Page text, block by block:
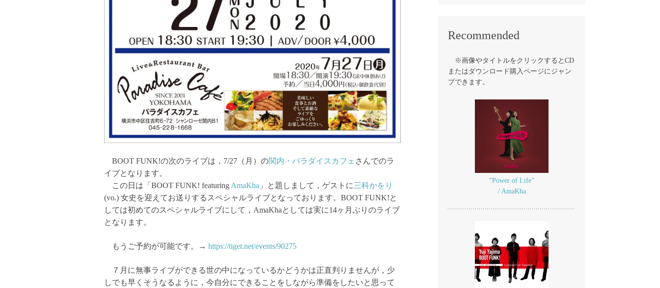
BOOT FUNK!の次のライブは，7/27（月）の関内・パラダイスカフェ さんでのラ
イブとなり ます。
この日は「BOOT FUNK! featuring AmaKha 」と題しまして，ゲストに三科かをり
(vo.) 女史を迎えてお送りするスペシャルライブとなっておりま す。BOOT FUNK!と
しては初めてのスペシャルライブにして，AmaKhaとしては実に14ヶ月ぶりのライブ
となります。
もうご予約が可能です。→ https://tiget.net/events/90275
７月に無事ライブができる世の中になっているかどうかは正直判りませんが，少
しでも早くそうなるように，今自分にできることをしながら準備をしたいと思って
Recommended
※画像やタイトルをクリックするとCD
またはダウンロード購入ページにジャン
プできます。
“Power of Life”
/ AmaKha